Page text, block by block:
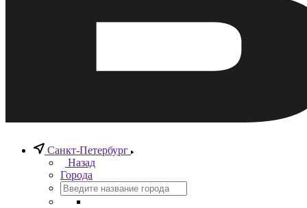
Санкт-Петербург
Назад
Города